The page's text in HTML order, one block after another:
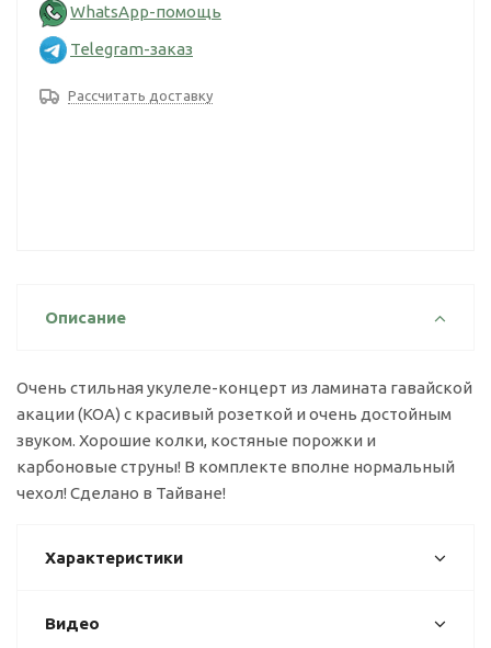
WhatsApp-помощь
Telegram-заказ
Рассчитать доставку
Описание
Очень стильная укулеле-концерт из ламината гавайской
акации (КОА) с красивый розеткой и очень достойным
звуком. Хорошие колки, костяные порожки и
карбоновые струны! В комплекте вполне нормальный
чехол! Сделано в Тайване!
Характеристики
Видео